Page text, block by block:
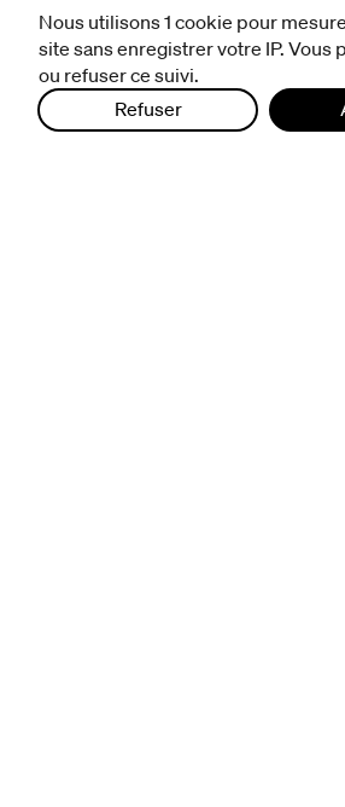
Nous utilisons 1 cookie pour
site sans enregistrer votre IP. Vous
ou refuser ce suivi.
Refuser